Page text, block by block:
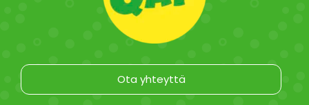
Ota yhteyttä